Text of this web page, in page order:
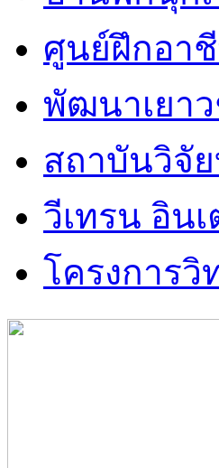
ศูนย์ฝึกอา
พัฒนาเยา
สถาบันวิจั
วีเทรน อิน
โครงการ